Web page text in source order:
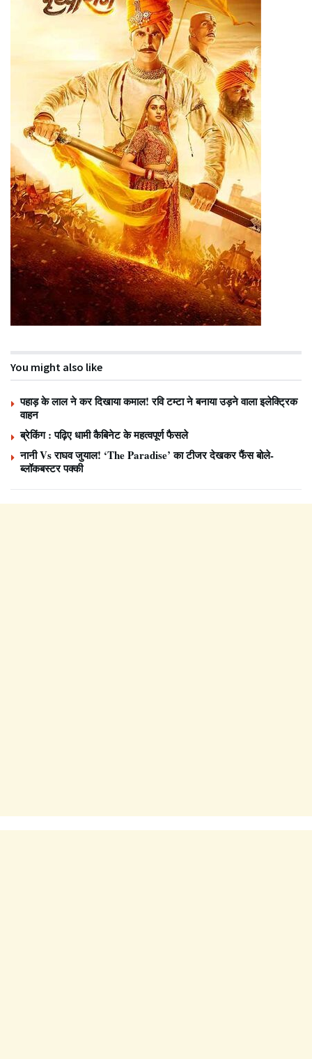
You might also like
पहाड़ के लाल ने कर दिखाया कमाल! रवि टम्टा ने बनाया उड़ने वाला इलेक्ट्रिक
वाहन
ब्रेकिंग : पढ़िए धामी कैबिनेट के महत्वपूर्ण फैसले
नानी Vs राघव जुयाल! ‘The Paradise’ का टीजर देखकर फैंस बोले-
ब्लॉकबस्टर पक्की